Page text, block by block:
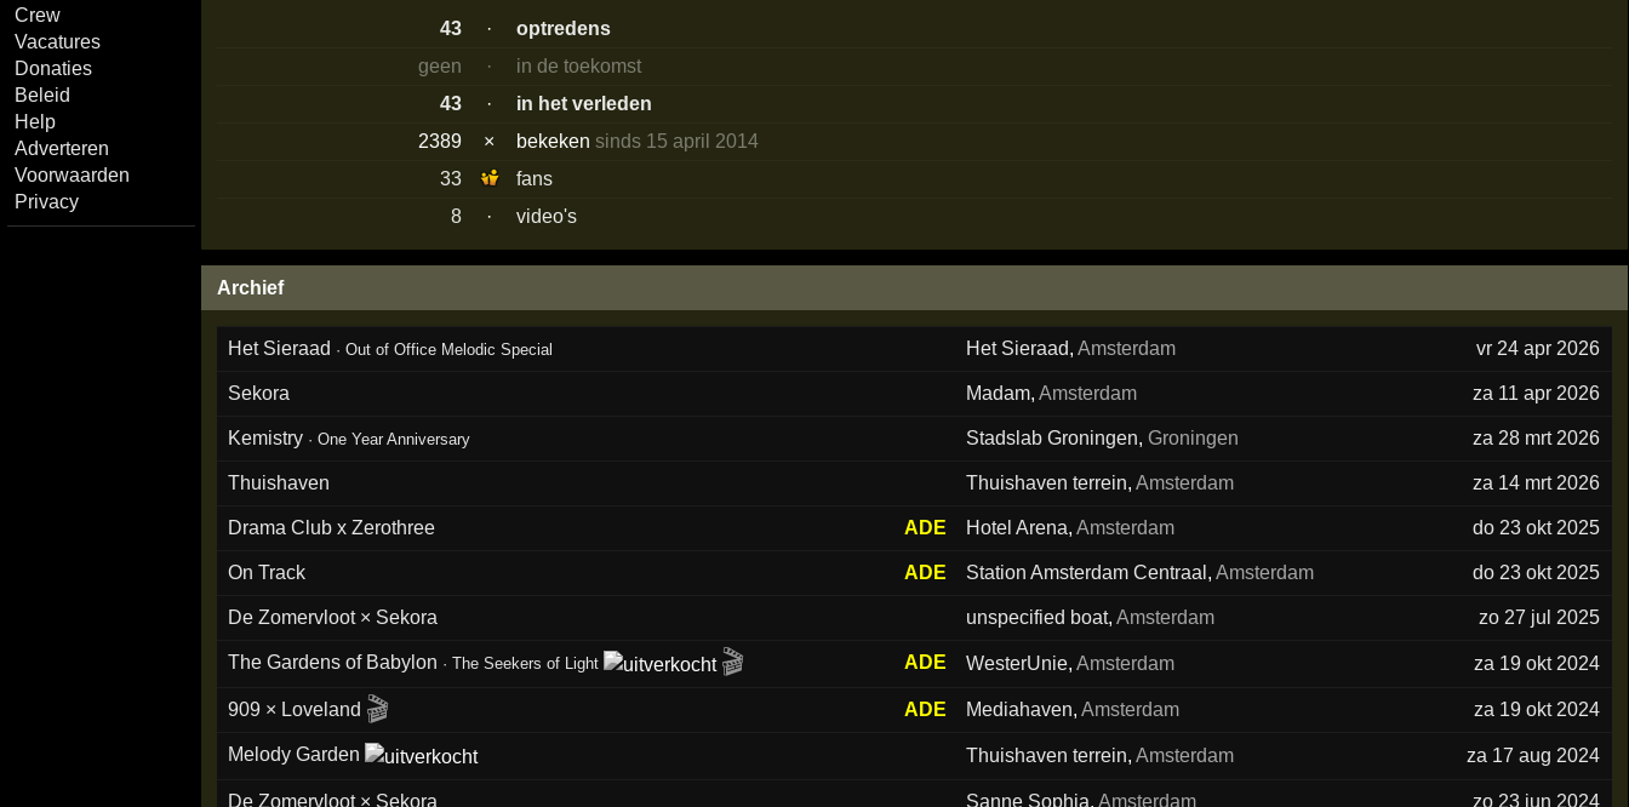
Crew
Vacatures
Donaties
Beleid
Help
Adverteren
Voorwaarden
Privacy
43 ·
optredens
geen
·
in de toekomst
43
·
in het verleden
2389
× bekekensinds 15 april 2014
33
fans
8
· video's
Archief
Het Sieraad ·Out of Office Melodic Special Het Sieraad,Amsterdam vr 24 apr 2026
Sekora Madam,Amsterdam za 11 apr 2026
Kemistry ·One Year Anniversary Stadslab Groningen, Groningen za 28 mrt 2026
Thuishaven Thuishaven terrein,Amsterdam za 14 mrt 2026
Drama Club x Zerothree ADE Hotel Arena,Amsterdam do 23 okt 2025
On Track ADE Station Amsterdam Centraal ,Amsterdam do 23 okt 2025
De Zomervloot × Sekora unspecified boat,Amsterdam zo 27 jul 2025
The Gardens of Babylon ·The Seekers of Light 🎬 ADE WesterUnie,Amsterdam za 19 okt 2024
909 × Loveland 🎬 ADE Mediahaven,Amsterdam za 19 okt 2024
Melody Garden Thuishaven terrein,Amsterdam za 17 aug 2024
De Zomervloot × Sekora Sanne Sophia,Amsterdam zo 23 jun 2024